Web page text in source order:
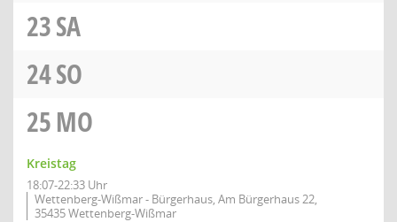
23SA
24SO
25MO
Kreistag
18:07-22:33 Uhr
Wettenberg-Wißmar - Bürgerhaus, Am Bürgerhaus 22,
35435 Wettenberg-Wißmar